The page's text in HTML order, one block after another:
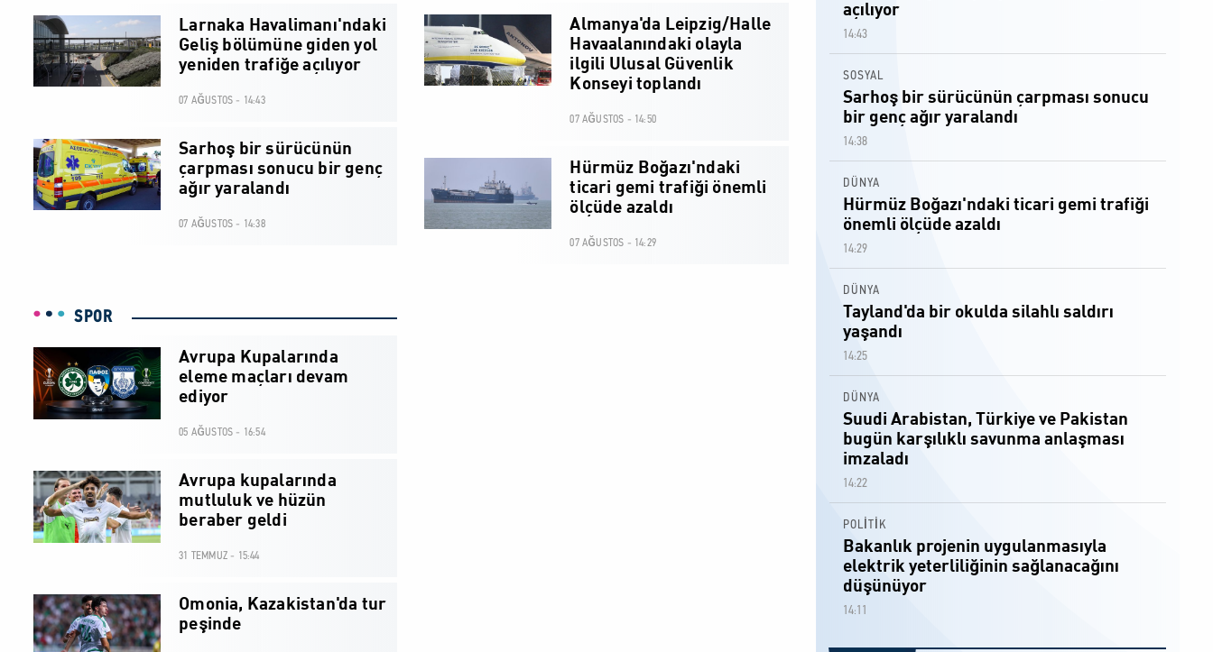
Larnaka Havalimanı'ndaki
Geliş bölümüne giden yol
yeniden trafiğe açılıyor
07 AĞUSTOS - 14:43
Sarhoş bir sürücünün
çarpması sonucu bir genç
ağır yaralandı
07 AĞUSTOS - 14:38
Almanya'da Leipzig/Halle
Havaalanındaki olayla
ilgili Ulusal Güvenlik
Konseyi toplandı
07 AĞUSTOS - 14:50
Hürmüz Boğazı'ndaki
ticari gemi trafiği önemli
ölçüde azaldı
07 AĞUSTOS - 14:29
SPOR
Avrupa Kupalarında
eleme maçları devam
ediyor
05 AĞUSTOS - 16:54
Avrupa kupalarında
mutluluk ve hüzün
beraber geldi
31 TEMMUZ - 15:44
Omonia, Kazakistan'da tur
peşinde
açılıyor
14:43
SOSYAL
Sarhoş bir sürücünün çarpması sonucu
bir genç ağır yaralandı
14:38
DÜNYA
Hürmüz Boğazı'ndaki ticari gemi trafiği
önemli ölçüde azaldı
14:29
DÜNYA
Tayland'da bir okulda silahlı saldırı
yaşandı
14:25
DÜNYA
Suudi Arabistan, Türkiye ve Pakistan
bugün karşılıklı savunma anlaşması
imzaladı
14:22
POLİTİK
Bakanlık projenin uygulanmasıyla
elektrik yeterliliğinin sağlanacağını
düşünüyor
14:11